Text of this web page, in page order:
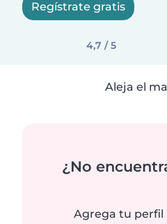
Regístrate gratis
4,7 / 5
Aleja el
¿No
Agrega tu perfil